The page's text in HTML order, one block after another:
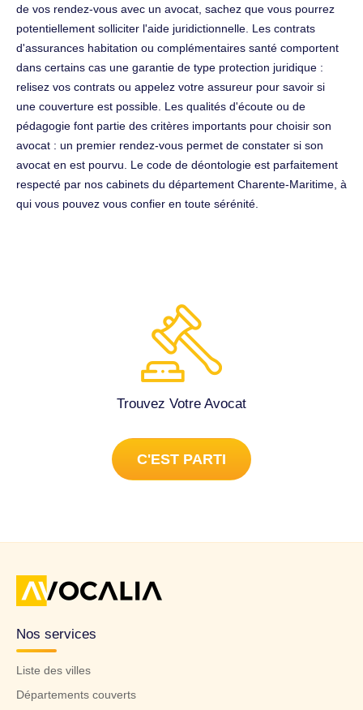
de vos rendez-vous avec un avocat, sachez que vous pourrez
potentiellement solliciter l'aide juridictionnelle. Les contrats
d'assurances habitation ou complémentaires santé comportent
dans certains cas une garantie de type protection juridique :
relisez vos contrats ou appelez votre assureur pour savoir si
une couverture est possible. Les qualités d'écoute ou de
pédagogie font partie des critères importants pour choisir son
avocat : un premier rendez-vous permet de constater si son
avocat en est pourvu. Le code de déontologie est parfaitement
respecté par nos cabinets du département Charente-Maritime, à
qui vous pouvez vous confier en toute sérénité.
Trouvez Votre Avocat
C'EST PARTI
Nos services
Liste des villes
Départements couverts